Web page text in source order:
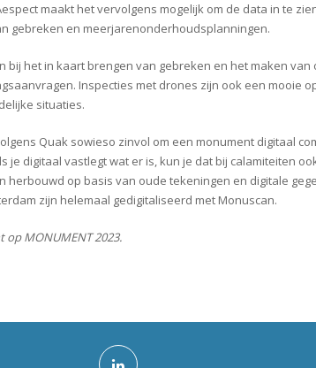
maakt het vervolgens mogelijk om de data in te
gebreken en meerjarenonderhoudsplanningen.
bij het in kaart brengen van gebreken en het maken
Inspecties met drones zijn ook een mooie
situaties.
Quak sowieso zinvol om een monument digitaal
je digitaal vastlegt wat er is, kun je dat bij calamiteiten
herbouwd op basis van oude tekeningen en digitale
zijn helemaal gedigitaliseerd met Monuscan.
MONUMENT 2023.